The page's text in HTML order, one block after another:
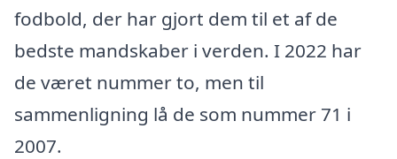
fodbold, der har gjort dem til et af de
bedste mandskaber i verden. I 2022 har
de været nummer to, men til
sammenligning lå de som nummer 71 i
2007.